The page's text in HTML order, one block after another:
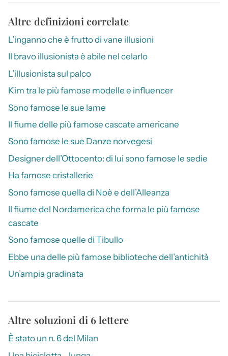
Altre definizioni correlate
L’inganno che è frutto di vane illusioni
Il bravo illusionista è abile nel celarlo
L’illusionista sul palco
Kim tra le più famose modelle e influencer
Sono famose le sue lame
Il fiume delle più famose cascate americane
Sono famose le sue Danze norvegesi
Designer dell’Ottocento: di lui sono famose le sedie
Ha famose cristallerie
Sono famose quella di Noè e dell’Alleanza
Il fiume del Nordamerica che forma le più famose
cascate
Sono famose quelle di Tibullo
Ebbe una delle più famose biblioteche dell’antichità
Un’ampia gradinata
Altre soluzioni di 6 lettere
È stato un n. 6 del Milan